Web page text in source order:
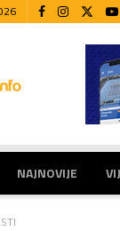
NAJNOVIJE